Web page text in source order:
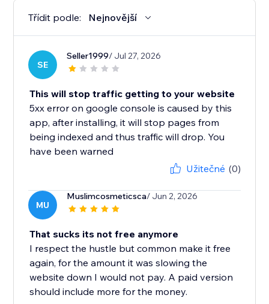
Třídit podle: Nejnovější
SE
Seller1999/ Jul 27, 2026
This will stop traffic getting to your website
5xx error on google console is caused by this
app, after installing, it will stop pages from
being indexed and thus traffic will drop. You
have been warned
Užitečné (0)
MU
Muslimcosmeticsca/ Jun 2, 2026
That sucks its not free anymore
I respect the hustle but common make it free
again, for the amount it was slowing the
website down I would not pay. A paid version
should include more for the money.